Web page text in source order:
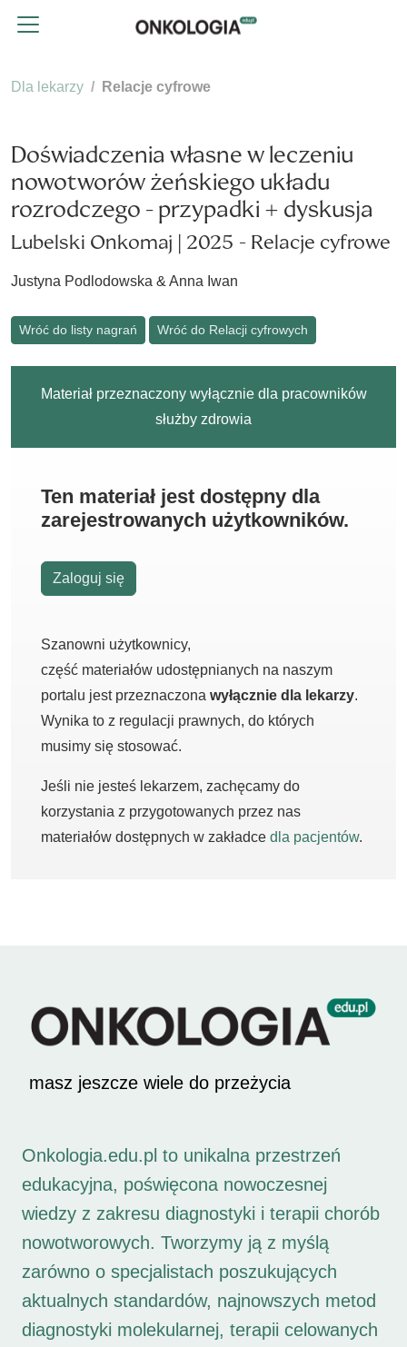
Dla lekarzy Relacje cyfrowe
Doświadczenia własne w leczeniu
nowotworów żeńskiego układu
rozrodczego - przypadki + dyskusja
Lubelski Onkomaj | 2025 - Relacje cyfrowe
Justyna Podlodowska & Anna Iwan
Wróć do listy nagrań Wróć do Relacji cyfrowych
Materiał przeznaczony wyłącznie dla pracowników
służby zdrowia
Ten materiał jest dostępny dla
zarejestrowanych użytkowników.
Zaloguj się
Szanowni użytkownicy,
część materiałów udostępnianych na naszym
portalu jest przeznaczona wyłącznie dla lekarzy.
Wynika to z regulacji prawnych, do których
musimy się stosować.
Jeśli nie jesteś lekarzem, zachęcamy do
korzystania z przygotowanych przez nas
materiałów dostępnych w zakładce dla pacjentów.
masz jeszcze wiele do przeżycia
Onkologia.edu.pl to unikalna przestrzeń
edukacyjna, poświęcona nowoczesnej
wiedzy z zakresu diagnostyki i terapii chorób
nowotworowych. Tworzymy ją z myślą
zarówno o specjalistach poszukujących
aktualnych standardów, najnowszych metod
diagnostyki molekularnej, terapii celowanych